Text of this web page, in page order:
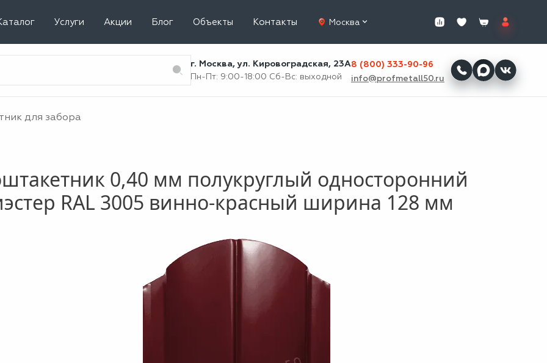
Услуги Акции Блог Объекты Контакты Москва
г. Москва, ул. Кировоградская, 23А
Пн-Пт: 9:00-18:00 Сб-Вс: выходной
8 (800) 333-90-96
info@profmetall50.ru
для забора
0,40 мм полукруглый односторонний
RAL 3005 винно-красный ширина 128 мм